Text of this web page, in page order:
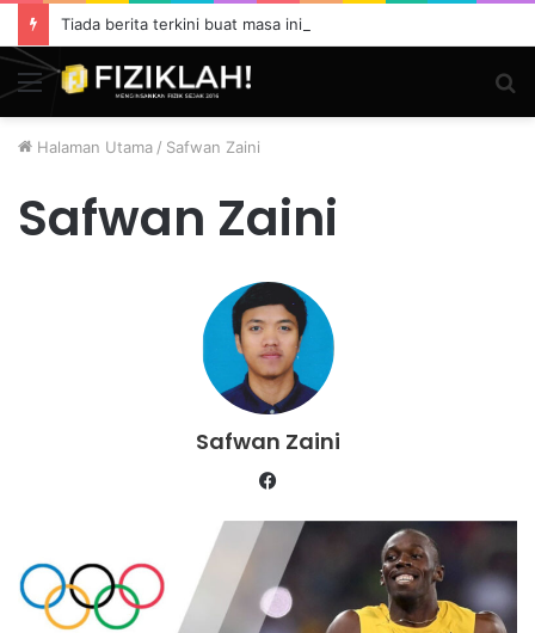
Tiada berita terkini buat masa ini.
Menu
Halaman Utama / Safwan Zaini
Safwan Zaini
Safwan Zaini
Facebook